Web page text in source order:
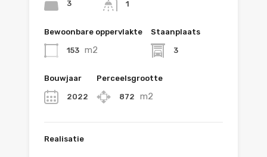
3 1
Bewoonbare oppervlakte
153 m2
Staanplaats
3
Bouwjaar
2022
Perceelsgrootte
872 m2
Realisatie